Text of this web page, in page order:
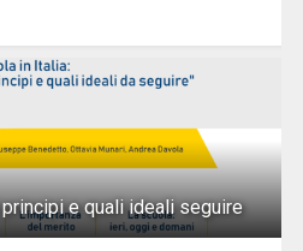
e quali ideali seguire